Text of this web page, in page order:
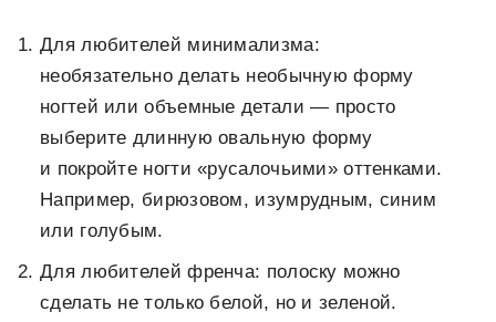
Для любителей минимализма:
необязательно делать необычную форму
ногтей или объемные детали — просто
выберите длинную овальную форму
и покройте ногти «русалочьими» оттенками.
Например, бирюзовом, изумрудным, синим
или голубым.
Для любителей френча: полоску можно
сделать не только белой, но и зеленой.